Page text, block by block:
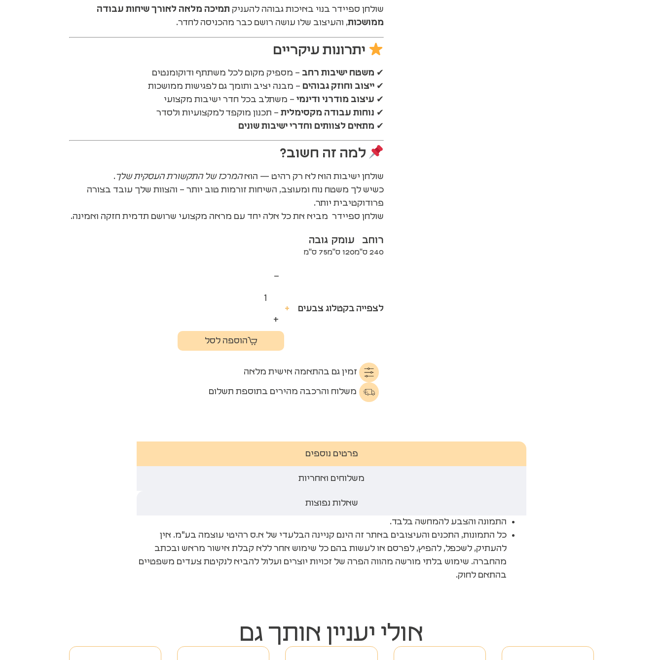
שולחן ספיידר בנוי באיכות גבוהה להעניק תמיכה מלאה לאורך שיחות עבודה
ממושכות, והעיצוב שלו עושה רושם כבר מהכניסה לחדר.
יתרונות עיקריים
✔ משטח ישיבות רחב – מספיק מקום לכל משתתף ודוקומנטים
✔ ייצוב וחוזק גבוהים – מבנה יציב ותומך גם לפגישות ממושכות
✔ עיצוב מודרני ודינמי– משתלב בכל חדר ישיבות מקצועי
✔ נוחות עבודה מקסימלית– תכנון מוקפד למקצועיות ולסדר
✔ מתאים לצוותים וחדרי ישיבות שונים
למה זה חשוב?
שולחן ישיבות הוא לא רק רהיט — הואהמרכז של התקשורת העסקית שלך.
כשיש לך משטח נוח ומעוצב, השיחות זורמות טוב יותר – והצוות שלך עובד בצורה
פרודוקטיבית יותר.
שולחן ספיידר מביא את כל אלה יחד עם מראה מקצועי שרושם תדמית חזקה ואמינה.
רוחב
240 ס"מ
עומק
120 ס"מ
גובה
75 ס"מ
לצפייה בקטלוג צבעים +
−
+
הוספה לסל
זמין גם בהתאמה אישית מלאה
משלוח והרכבה מהירים בתוספת תשלום
פרטים נוספים
משלוחים ואחריות
שאלות נפוצות
התמונה והצבע להמחשה בלבד.
כל התמונות, התכנים והעיצובים באתר זה הינם קניינה הבלעדי של א.ס רהיטי עוצמה בע"מ. אין
להעתיק, לשכפל, להפיץ, לפרסם או לעשות בהם כל שימוש אחר ללא קבלת אישור מראש ובכתב
מהחברה. שימוש בלתי מורשה מהווה הפרה של זכויות יוצרים ועלול להביא לנקיטת צעדים משפטיים
בהתאם לחוק.
אולי יעניין אותך גם